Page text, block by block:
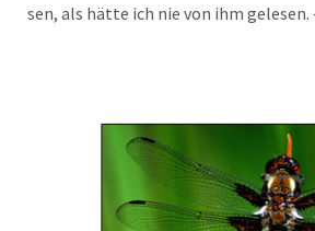
sen, als hät­te ich nie von ihm